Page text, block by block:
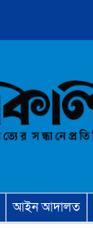
আইন আদালত